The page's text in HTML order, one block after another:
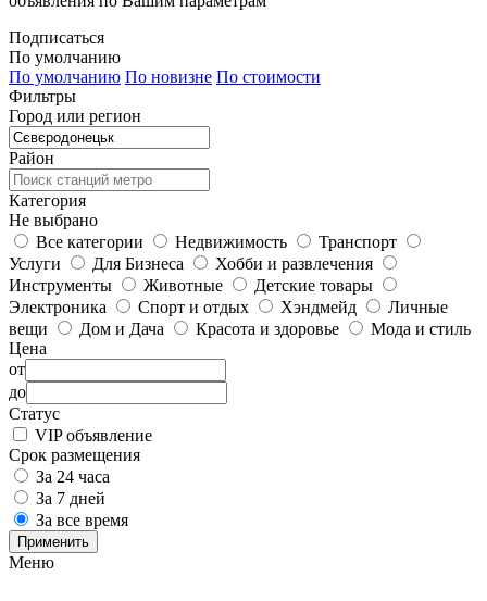
Подписаться
По умолчанию
По умолчанию По новизне По стоимости
Фильтры
Город или регион
Район
Категория
Не выбрано
Все категории
Недвижимость
Транспорт
Услуги
Для Бизнеса
Хобби и развлечения
Инструменты
Животные
Детские товары
Электроника
Спорт и отдых Хэндмейд
Личные
вещи
Дом и Дача Красота и здоровье
Мода и стиль
Цена
от
до
Статус
VIP объявление
Срок размещения
За 24 часа
За 7 дней
За все время
Применить
Меню